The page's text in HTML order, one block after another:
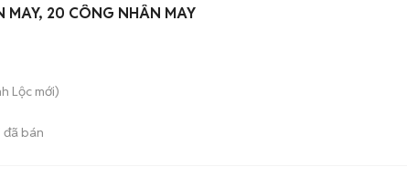
MAY, 20 CÔNG NHÂN MAY
Lộc mới)
đã bán